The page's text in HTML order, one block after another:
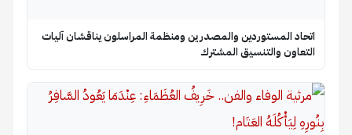
اتحاد المستوردين والمصدرين ومنظمة المراسلون يناقشان آليات
التعاون والتنسيق المشترك